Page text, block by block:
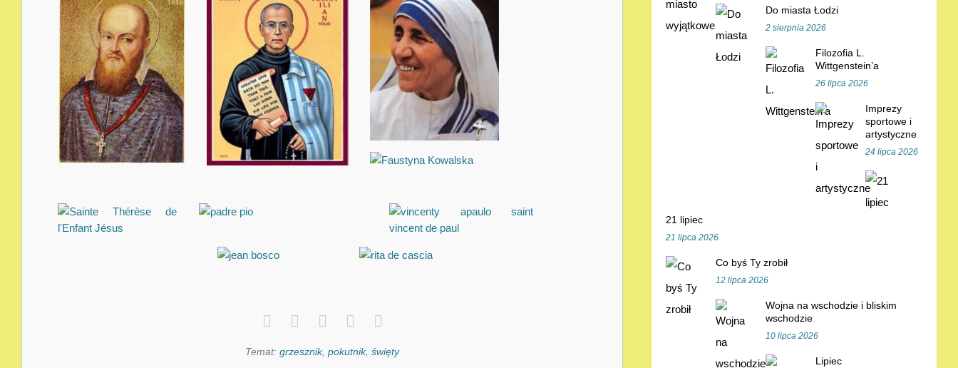
Temat: grzesznik, pokutnik, święty
Do miasta Łodzi
2 sierpnia 2026
Filozofia L.
Wittgenstein’a
26 lipca 2026
Imprezy
sportowe i
artystyczne
24 lipca 2026
21 lipiec
21 lipca 2026
Co byś Ty zrobił
12 lipca 2026
Wojna na wschodzie i bliskim
wschodzie
10 lipca 2026
Lipiec